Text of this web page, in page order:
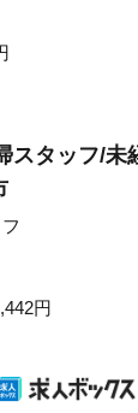
スタッフ/未
円